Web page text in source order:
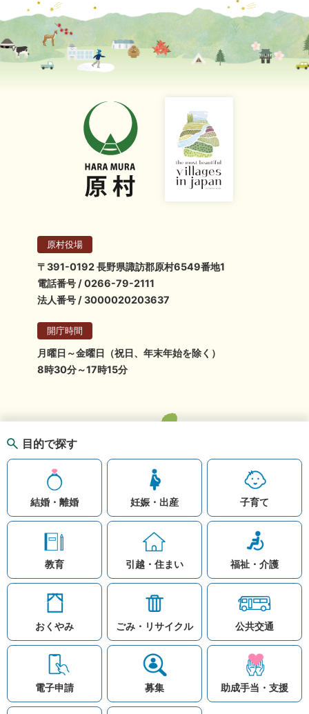
知りたい情報を検索
目的で探す
結婚・離婚 妊娠・出産 子育て
教育 引越・住まい 福祉・介護
おくやみ ごみ・リサイクル 公共交通
電子申請 募集 助成手当・支援
原村役場
〒391-0192 長野県諏訪郡原村6549番地1
電話番号 / 0266-79-2111
法人番号 / 3000020203637
開庁時間
月曜日～金曜日（祝日、年末年始を除く）
8時30分～17時15分
お問い合わせ
リンク集
このホームページ
著作権と免責事項につ
プライバシーポリシー